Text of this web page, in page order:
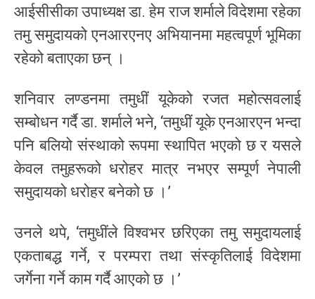
आईसीसीका उपाध्यक्ष डा. हेम राज शर्माले विदेशमा रहेका
तमु समुदायको एनआरएनए अभियानमा महत्वपूर्ण भूमिका
रहेको बताएका छन् ।
शनिवार लण्डनमा तमुधीं यूकेको रजत महोत्सवलाई
सम्बोधन गर्दै डा. शर्माले भने, ‘तमुधीं यूके एनआरएन भन्दा
पनि बलियो संस्थाको रूपमा स्थापित भएको छ र यसले
केवल तमुहरूको धरोहर मात्र नभएर सम्पूर्ण नेपाली
समुदायको धरोहर बनेको छ ।’
उनले थपे, ‘तमुधींले विश्वभर छरिएका तमु समुदायलाई
एकताबद्ध गर्ने, र परम्परा तथा संस्कृतिलाई विदेशमा
जर्गेना गर्ने काम गर्दै आएको छ ।’